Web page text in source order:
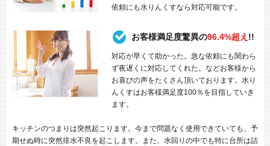
依頼にも水りんくすなら対応可能です。
お客様満足度驚異の96.4%超え !!
対応が早くて助かった。急な依頼にも関わら
ず夜遅くに対応してくれた。などお客様から
お喜びの声をたくさん頂いております。水り
んくすはお客様満足度100％を目指していき
ます。
キッチンのつまりは突然起こります。今まで問題なく使用できていても、予
期せぬ時に突然排水不良を起こします。また、水回りの中でも特に台所は詰